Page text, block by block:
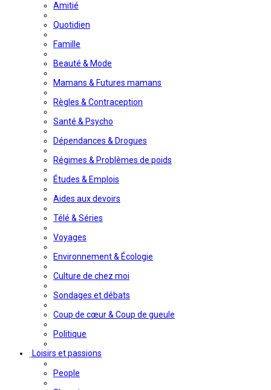
Amitié
Quotidien
Famille
Beauté & Mode
Mamans & Futures mamans
Règles & Contraception
Santé & Psycho
Dépendances & Drogues
Régimes & Problèmes de poids
Études & Emplois
Aides aux devoirs
Télé & Séries
Voyages
Environnement & Écologie
Culture de chez moi
Sondages et débats
Coup de cœur & Coup de gueule
Politique
Loisirs et passions
People